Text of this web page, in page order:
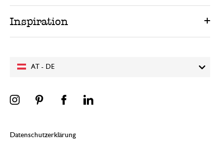
AT - DE
Inspiration
Datenschutzerklärung